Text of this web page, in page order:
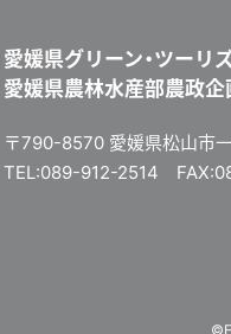
愛媛県グリーン・ツーリ
愛媛県農林水産部農政
〒790-8570 愛媛県松山市
TEL:089-912-2514